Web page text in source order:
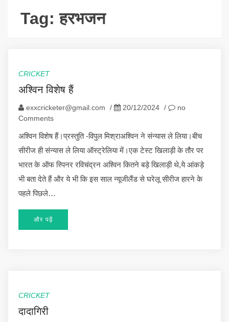
Tag:हरभजन
CRICKET
अश्विन विशेष हैं
exxcricketer@gmail.com / 20/12/2024 /
no
Comments
अश्विन विशेष हैं।प्रस्तुति -विपुल मिश्राअश्विन ने संन्यास ले लिया।बीच
सीरीज ही संन्यास ले लिया ऑस्ट्रेलिया में।एक टेस्ट खिलाड़ी के तौर पर
भारत के ऑफ स्पिनर रविचंद्रन अश्विन कितने बड़े खिलाड़ी थे,ये आंकड़े
भी बता देते हैं और ये भी कि इस साल न्यूजीलैंड से घरेलू सीरीज हारने के
पहले पिछले…
और पढ़ें
CRICKET
दादागिरी